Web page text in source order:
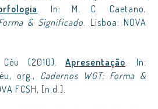
. In: M. C. Caetano,
& Significado. Lisboa: NOVA
Céu (2010).Apresentação. In:
org., Cadernos WGT: Forma &
FCSH, [n.d.].